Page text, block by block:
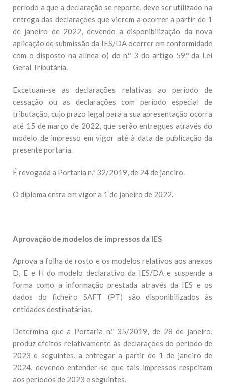
período a que a declaração se reporte, deve ser utilizado na
entrega das declarações que vierem a ocorrera partir de 1
de janeiro de 2022, devendo a disponibilização da nova
aplicação de submissão da IES/DA ocorrer em conformidade
com o disposto na alínea o) do n.º 3 do artigo 59.º da Lei
Geral Tributária.
Excetuam-se as declarações relativas ao período de
cessação ou as declarações com período especial de
tributação, cujo prazo legal para a sua apresentação ocorra
até 15 de março de 2022, que serão entregues através do
modelo de impresso em vigor até à data de publicação da
presente portaria.
É revogada a Portaria n.º 32/2019, de 24 de janeiro.
O diploma entra em vigor a 1 de janeiro de 2022.
Aprovação de modelos de impressos da IES
Aprova a folha de rosto e os modelos relativos aos anexos
D, E e H do modelo declarativo da IES/DA e suspende a
forma como a informação prestada através da IES e os
dados do ficheiro SAFT (PT) são disponibilizados às
entidades destinatárias.
Determina que a Portaria n.º 35/2019, de 28 de janeiro,
produz efeitos relativamente às declarações do período de
2023 e seguintes, a entregar a partir de 1 de janeiro de
2024, devendo entender-se que tais impressos respeitam
aos períodos de 2023 e seguintes.